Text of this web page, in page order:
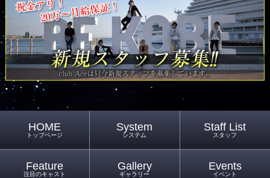
HOME
トップページ
System
システム
Staff List
スタッフ
Feature
注目のキャスト
Gallery
ギャラリー
Events
イベント